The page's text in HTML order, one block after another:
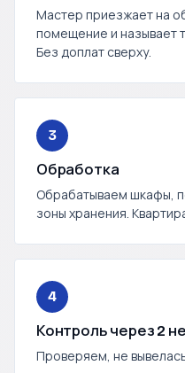
Мастер приезжает на
помещение и называет
Без доплат сверху.
3
Обработка
Обрабатываем шкафы,
зоны хранения.
4
Контроль через 2
Проверяем, не